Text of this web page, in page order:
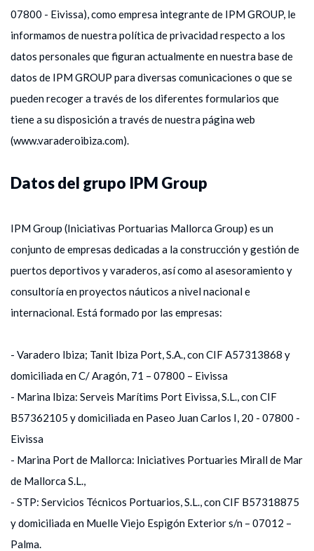
07800 - Eivissa), como empresa integrante de IPM GROUP, le
informamos de nuestra política de privacidad respecto a los
datos personales que figuran actualmente en nuestra base de
datos de IPM GROUP para diversas comunicaciones o que se
pueden recoger a través de los diferentes formularios que
tiene a su disposición a través de nuestra página web
(www.varaderoibiza.com).
Datos del grupo IPM Group
IPM Group (Iniciativas Portuarias Mallorca Group) es un
conjunto de empresas dedicadas a la construcción y gestión de
puertos deportivos y varaderos, así como al asesoramiento y
consultoría en proyectos náuticos a nivel nacional e
internacional. Está formado por las empresas:
- Varadero Ibiza; Tanit Ibiza Port, S.A., con CIF A57313868 y
domiciliada en C/ Aragón, 71 – 07800 – Eivissa
- Marina Ibiza: Serveis Marítims Port Eivissa, S.L., con CIF
B57362105 y domiciliada en Paseo Juan Carlos I, 20 - 07800 -
Eivissa
- Marina Port de Mallorca: Iniciatives Portuaries Mirall de Mar
de Mallorca S.L.,
- STP: Servicios Técnicos Portuarios, S.L., con CIF B57318875
y domiciliada en Muelle Viejo Espigón Exterior s/n – 07012 –
Palma.